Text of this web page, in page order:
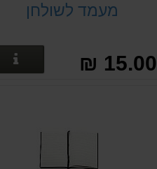
מעמד לשולחן
15.00 ₪